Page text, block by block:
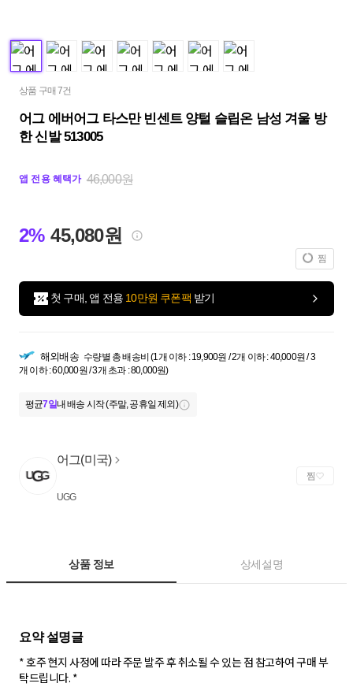
상품 구매 7건
어그 에버어그 타스만 빈센트 양털 슬립온 남성 겨울 방
한 신발 513005
앱 전용 혜택가 46,000원
2% 45,080원
찜
첫 구매, 앱 전용 10만원 쿠폰팩 받기
해외배송 수량별 총 배송비 (1개 이하 : 19,900원 / 2개 이하 : 40,000원 / 3
개 이하 : 60,000원 / 3개 초과 : 80,000원)
평균7일내 배송 시작 (주말, 공휴일 제외)
어그(미국)
UGG
찜
상품 정보 상세설명
요약 설명글
* 호주 현지 사정에 따라 주문 발주 후 취소될 수 있는 점 참고하여 구매 부
탁드립니다. *